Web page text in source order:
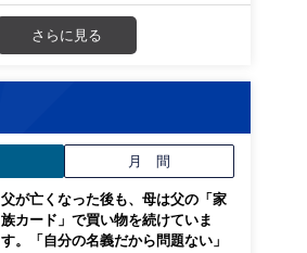
さらに見る
月 間
父が亡くなった後も、母は父の「家
族カード」で買い物を続けていま
す。「自分の名義だから問題ない」